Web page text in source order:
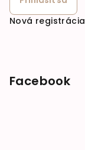
Nová registrácia
Facebook